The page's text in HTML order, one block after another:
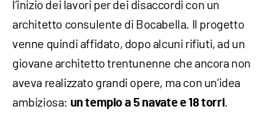
l’inizio dei lavori per dei disaccordi con un
architetto consulente di Bocabella. Il progetto
venne quindi affidato, dopo alcuni rifiuti, ad un
giovane architetto trentunenne che ancora non
aveva realizzato grandi opere, ma con un’idea
ambiziosa: un tempio a 5 navate e 18 torri.